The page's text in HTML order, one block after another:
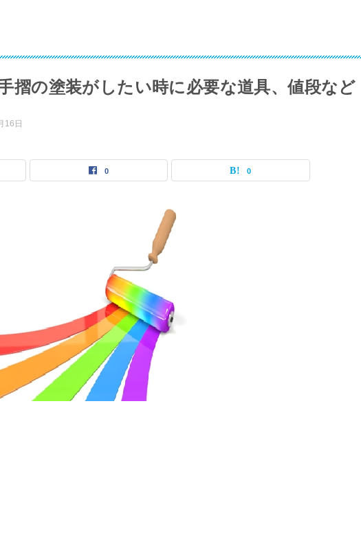
摺の塗装がしたい時に必要な道具、値段など
16日
0 0